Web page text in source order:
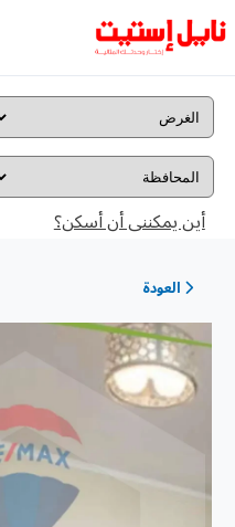
أين يمكننى أن أسكن؟
العودة